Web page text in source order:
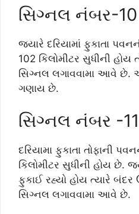
સિગ્નલ નંબર-10
જ્યારે દરિયામાં ફુકાતા
102 કિલોમીટર સુધીની
સિગ્નલ લગાવવામા આવે
ગણાય છે.
સિગ્નલ નંબર -11
દરિયામા ફુકાતા તોફાની
કિલોમીટર સુધીની હોય
ફુકાઈ રહ્યો હોય ત્યારે
સિગ્નલ લગાવવામા આવે છે.